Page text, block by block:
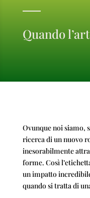
Quando
Ovunque noi siamo,
ricerca di un nuovo
inesorabilmente
forme. Così
un impatto
quando si tratta di